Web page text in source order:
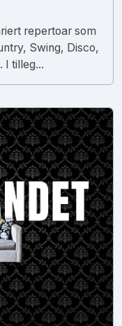
repertoar som
Swing, Disco,
I tilleg...